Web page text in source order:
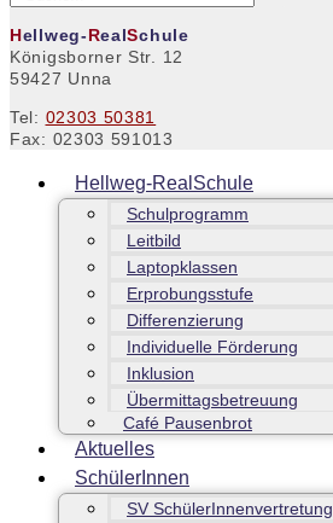
Hellweg-RealSchule
Königsborner Str. 12
59427 Unna
Tel: 02303 50381
Fax: 02303 591013
Hellweg-RealSchule
Schulprogramm
Leitbild
Laptopklassen
Erprobungsstufe
Differenzierung
Individuelle Förderung
Inklusion
Übermittagsbetreuung
Café Pausenbrot
Aktuelles
SchülerInnen
SV SchülerInnenvertretung